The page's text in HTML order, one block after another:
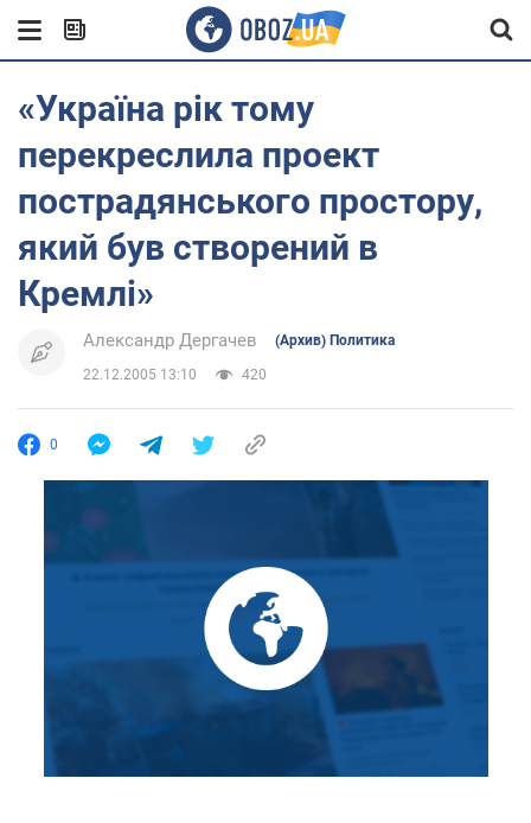
«Україна рік тому
перекреслила проект
пострадянського простору,
який був створений в
Кремлі»
Александр Дергачев (Архив) Политика
22.12.2005 13:10 420
0